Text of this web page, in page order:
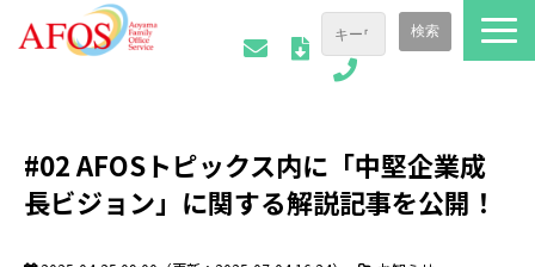
ご相談事例
会社情報
#02 AFOSトピックス内に「中堅企業成
長ビジョン」に関する解説記事を公開！